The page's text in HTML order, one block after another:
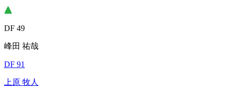
DF 49
峰田 祐哉
DF 91
上原 牧人